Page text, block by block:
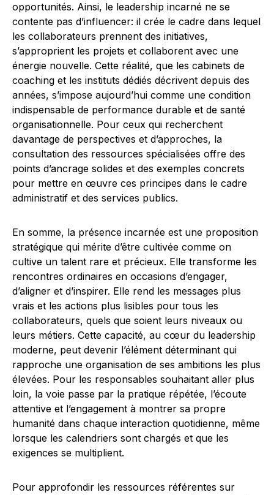
opportunités. Ainsi, le leadership incarné ne se
contente pas d’influencer: il crée le cadre dans lequel
les collaborateurs prennent des initiatives,
s’approprient les projets et collaborent avec une
énergie nouvelle. Cette réalité, que les cabinets de
coaching et les instituts dédiés décrivent depuis des
années, s’impose aujourd’hui comme une condition
indispensable de performance durable et de santé
organisationnelle. Pour ceux qui recherchent
davantage de perspectives et d’approches, la
consultation des ressources spécialisées offre des
points d’ancrage solides et des exemples concrets
pour mettre en œuvre ces principes dans le cadre
administratif et des services publics.
En somme, la présence incarnée est une proposition
stratégique qui mérite d’être cultivée comme on
cultive un talent rare et précieux. Elle transforme les
rencontres ordinaires en occasions d’engager,
d’aligner et d’inspirer. Elle rend les messages plus
vrais et les actions plus lisibles pour tous les
collaborateurs, quels que soient leurs niveaux ou
leurs métiers. Cette capacité, au cœur du leadership
moderne, peut devenir l’élément déterminant qui
rapproche une organisation de ses ambitions les plus
élevées. Pour les responsables souhaitant aller plus
loin, la voie passe par la pratique répétée, l’écoute
attentive et l’engagement à montrer sa propre
humanité dans chaque interaction quotidienne, même
lorsque les calendriers sont chargés et que les
exigences se multiplient.
Pour approfondir les ressources référentes sur